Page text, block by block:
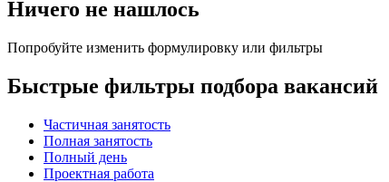
Ничего не нашлось
Попробуйте изменить формулировку или фильтры
Быстрые фильтры подбора вакансий
Частичная занятость
Полная занятость
Полный день
Проектная работа